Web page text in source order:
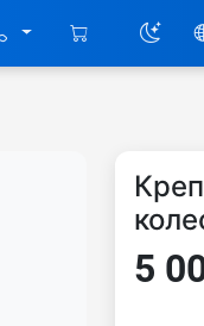
5